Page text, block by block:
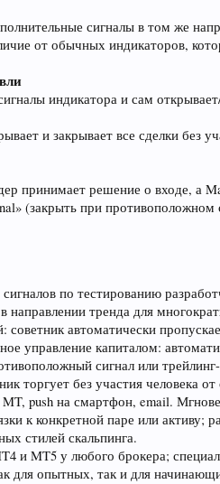
сигналы в том же
от обычных индикаторов,
индикатора и сам
и закрывает все сделки без
принимает решение о входе, а
(закрыть при
сигналов по тестированию
направлении тренда для
советник автоматически
управление капиталом:
сигнал или
торгует без участия человека
MT, push на смартфон, email.
к конкретной паре или активу;
стилей скальпинга.
и MT5 у любого брокера;
для опытных, так и для